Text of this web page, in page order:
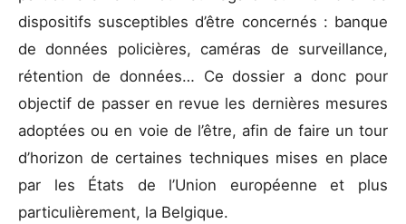
dispositifs susceptibles d’être concernés : banque
de données policières, caméras de surveillance,
rétention de données… Ce dossier a donc pour
objectif de passer en revue les dernières mesures
adoptées ou en voie de l’être, afin de faire un tour
d’horizon de certaines techniques mises en place
par les États de l’Union européenne et plus
particulièrement, la Belgique.